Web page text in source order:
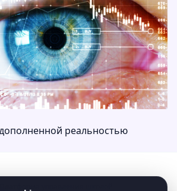
реальностью